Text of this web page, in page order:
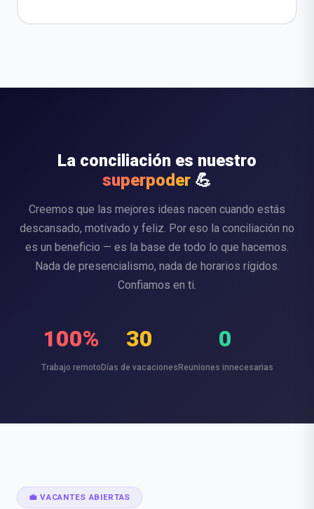
La conciliación es nuestro
superpoder 💪
Creemos que las mejores ideas nacen cuando estás
descansado, motivado y feliz. Por eso la conciliación no
es un beneficio — es la base de todo lo que hacemos.
Nada de presencialismo, nada de horarios rígidos.
Confiamos en ti.
100%
Trabajo remoto
30
Días de vacaciones
0
Reuniones innecesarias
💼 VACANTES ABIERTAS